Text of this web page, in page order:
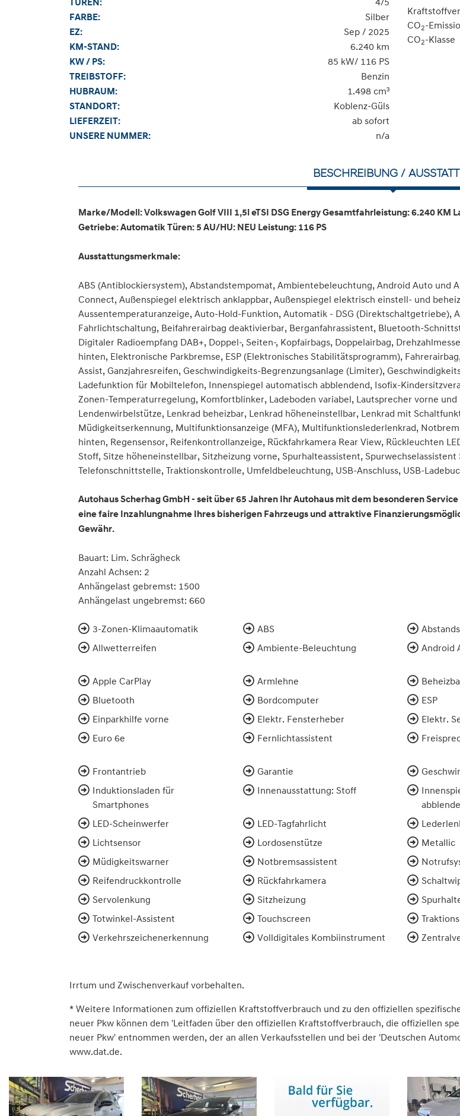
FARBE:
Silber
EZ:
Sep / 2025
KM-STAND:
6.240 km
KW / PS:
85 kW/ 116 PS
TREIBSTOFF:
Benzin
HUBRAUM:
1.498 cm³
STANDORT:
Koblenz-Güls
LIEFERZEIT:
ab sofort
UNSERE NUMMER:
n/a
CO2-
CO2-Klasse
BESCHREIBUNG /
Marke/Modell: Volkswagen Golf VIII 1,5l eTSI DSG Energy Gesamtfahrleistung: 6.240 KM
Getriebe: Automatik Türen: 5 AU/HU: NEU Leistung: 116 PS
Ausstattungsmerkmale:
ABS (Antiblockiersystem), Abstandstempomat, Ambientebeleuchtung, Android Auto und
Connect, Außenspiegel elektrisch anklappbar, Außenspiegel elektrisch einstell- und
Aussentemperaturanzeige, Auto-Hold-Funktion, Automatik - DSG (Direktschaltgetriebe),
Fahrlichtschaltung, Beifahrerairbag deaktivierbar, Berganfahrassistent, Bluetooth-
Digitaler Radioempfang DAB+, Doppel-, Seiten-, Kopfairbags, Doppelairbag,
hinten, Elektronische Parkbremse, ESP (Elektronisches Stabilitätsprogramm),
Assist, Ganzjahresreifen, Geschwindigkeits-Begrenzungsanlage (Limiter),
Ladefunktion für Mobiltelefon, Innenspiegel automatisch abblendend, Isofix-
Zonen-Temperaturregelung, Komfortblinker, Ladeboden variabel, Lautsprecher vorne
Lendenwirbelstütze, Lenkrad beheizbar, Lenkrad höheneinstellbar, Lenkrad mit
Müdigkeitserkennung, Multifunktionsanzeige (MFA), Multifunktionslederlenkrad,
hinten, Regensensor, Reifenkontrollanzeige, Rückfahrkamera Rear View, Rückleuchten
Stoff, Sitze höheneinstellbar, Sitzheizung vorne, Spurhalteassistent,
Telefonschnittstelle, Traktionskontrolle, Umfeldbeleuchtung, USB-Anschluss, USB-
Autohaus Scherhag GmbH - seit über 65 Jahren Ihr Autohaus mit dem besonderen
eine faire Inzahlungnahme Ihres bisherigen Fahrzeugs und attraktive
Gewähr.
Bauart: Lim. Schrägheck
Anzahl Achsen: 2
Anhängelast gebremst: 1500
Anhängelast ungebremst: 660
3-Zonen-Klimaautomatik ABS
Allwetterreifen
Ambiente-Beleuchtung Android
Apple CarPlay
Armlehne
Bluetooth
Bordcomputer ESP
Einparkhilfe vorne
Elektr. Fensterheber Elektr.
Euro 6e
Fernlichtassistent
Frontantrieb
Garantie
Induktionsladen für
Smartphones
Innenausstattung: Stoff
LED-Scheinwerfer LED-Tagfahrlicht
Lichtsensor
Lordosenstütze Metallic
Müdigkeitswarner
Notbremsassistent
Reifendruckkontrolle
Rückfahrkamera
Servolenkung
Sitzheizung
Totwinkel-Assistent
Touchscreen
Verkehrszeichenerkennung
Volldigitales Kombiinstrument
Irrtum und Zwischenverkauf vorbehalten.
* Weitere Informationen zum offiziellen Kraftstoffverbrauch und zu den offiziellen
neuer Pkw können dem 'Leitfaden über den offiziellen Kraftstoffverbrauch, die offiziellen
neuer Pkw' entnommen werden, der an allen Verkaufsstellen und bei der 'Deutschen
www.dat.de.